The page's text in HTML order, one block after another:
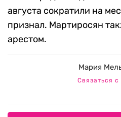
августа сократили на
признал. Мартиросян
арестом.
Мария
Связаться с